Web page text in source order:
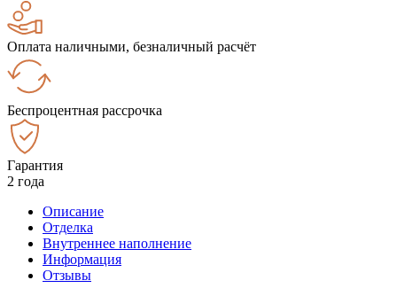
Оплата наличными, безналичный расчёт
Беспроцентная рассрочка
Гарантия
2 года
Описание
Отделка
Внутреннее наполнение
Информация
Отзывы